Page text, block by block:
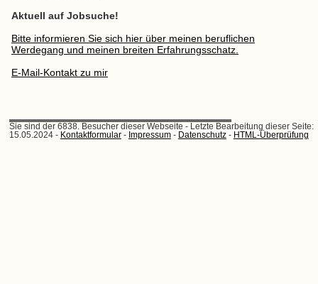
Aktuell auf Jobsuche!
Bitte informieren Sie sich hier über meinen beruflichen
Werdegang und meinen breiten Erfahrungsschatz.
E-Mail-Kontakt zu mir
Sie sind der 6838. Besucher dieser Webseite - Letzte Bearbeitung dieser Seite:
15.05.2024- Kontaktformular- Impressum- Datenschutz- HTML-Überprüfung